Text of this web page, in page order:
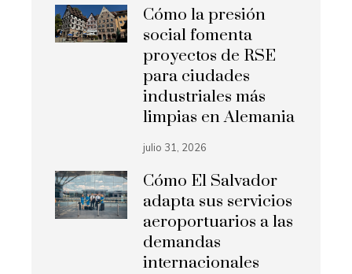
Cómo la presión
social fomenta
proyectos de RSE
para ciudades
industriales más
limpias en Alemania
julio 31, 2026
Cómo El Salvador
adapta sus servicios
aeroportuarios a las
demandas
internacionales